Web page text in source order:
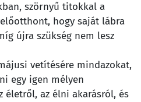
szörnyű titokkal a
hogy saját lábra
újra szükség nem lesz
vetítésére mindazokat,
egy igen mélyen
az élni akarásról, és